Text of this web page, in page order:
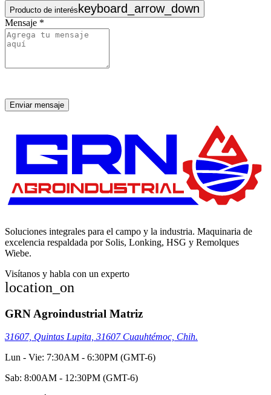
Producto de interéskeyboard_arrow_down
Mensaje *
Enviar mensaje
Soluciones integrales para el campo y la industria. Maquinaria de
excelencia respaldada por Solis, Lonking, HSG y Remolques
Wiebe.
Visítanos y habla con un experto
location_on
GRN Agroindustrial Matriz
31607, Quintas Lupita, 31607 Cuauhtémoc, Chih.
Lun - Vie: 7:30AM - 6:30PM (GMT-6)
Sab: 8:00AM - 12:30PM (GMT-6)